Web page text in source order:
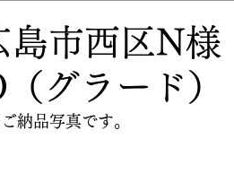
チェアpickup 無垢のベッドpickup
島市西区N様
グラード）
納品写真です。